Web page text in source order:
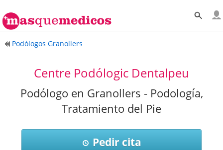
Podólogos Granollers
Centre Podólogic Dentalpeu
Podólogo en Granollers - Podología,
Tratamiento del Pie
Pedir cita